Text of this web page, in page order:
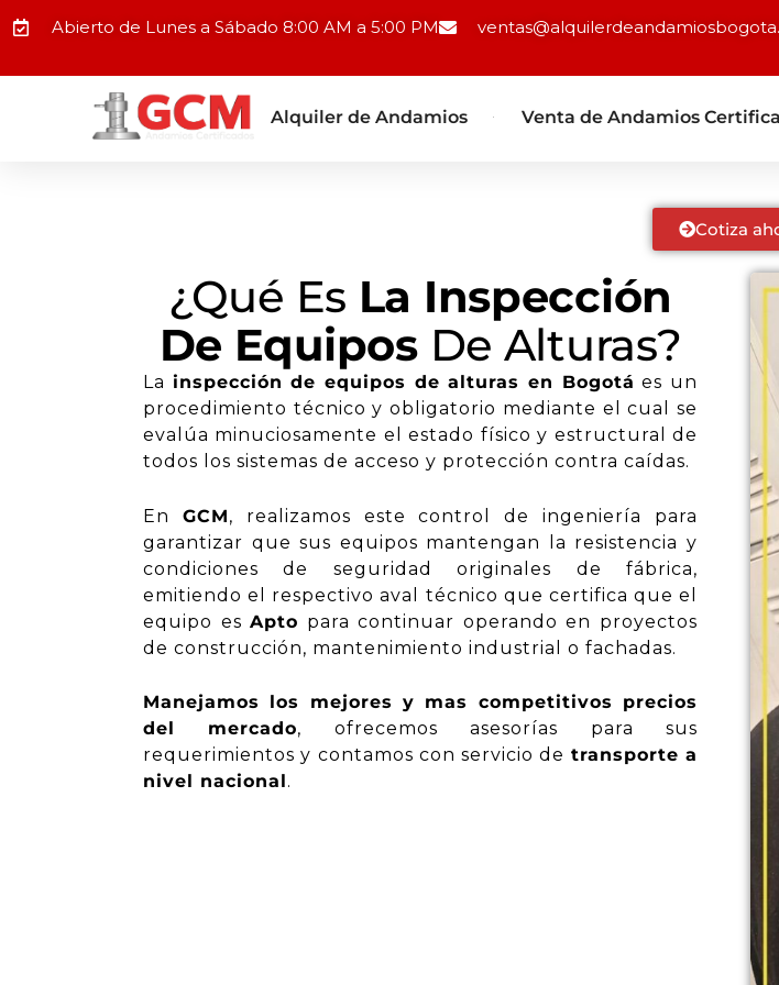
al
Abierto de Lunes a Sábado 8:00 AM a 5:00 PM
Alquiler de Andamios Venta de Andamios
Cotiza
¿Qué Es La Inspección
De Equipos De Alturas?
La inspección de equipos de alturas en Bogotá es un
procedimiento técnico y obligatorio mediante el cual se
evalúa minuciosamente el estado físico y estructural de
todos los sistemas de acceso y protección contra caídas.
En GCM, realizamos este control de ingeniería para
garantizar que sus equipos mantengan la resistencia y
condiciones de seguridad originales de fábrica,
emitiendo el respectivo aval técnico que certifica que el
equipo esApto para continuar operando en proyectos
de construcción, mantenimiento industrial o fachadas.
Manejamos los mejores y mas competitivos precios
del mercado, ofrecemosasesorías para sus
requerimientos y contamos con servicio de transporte a
nivel nacional .